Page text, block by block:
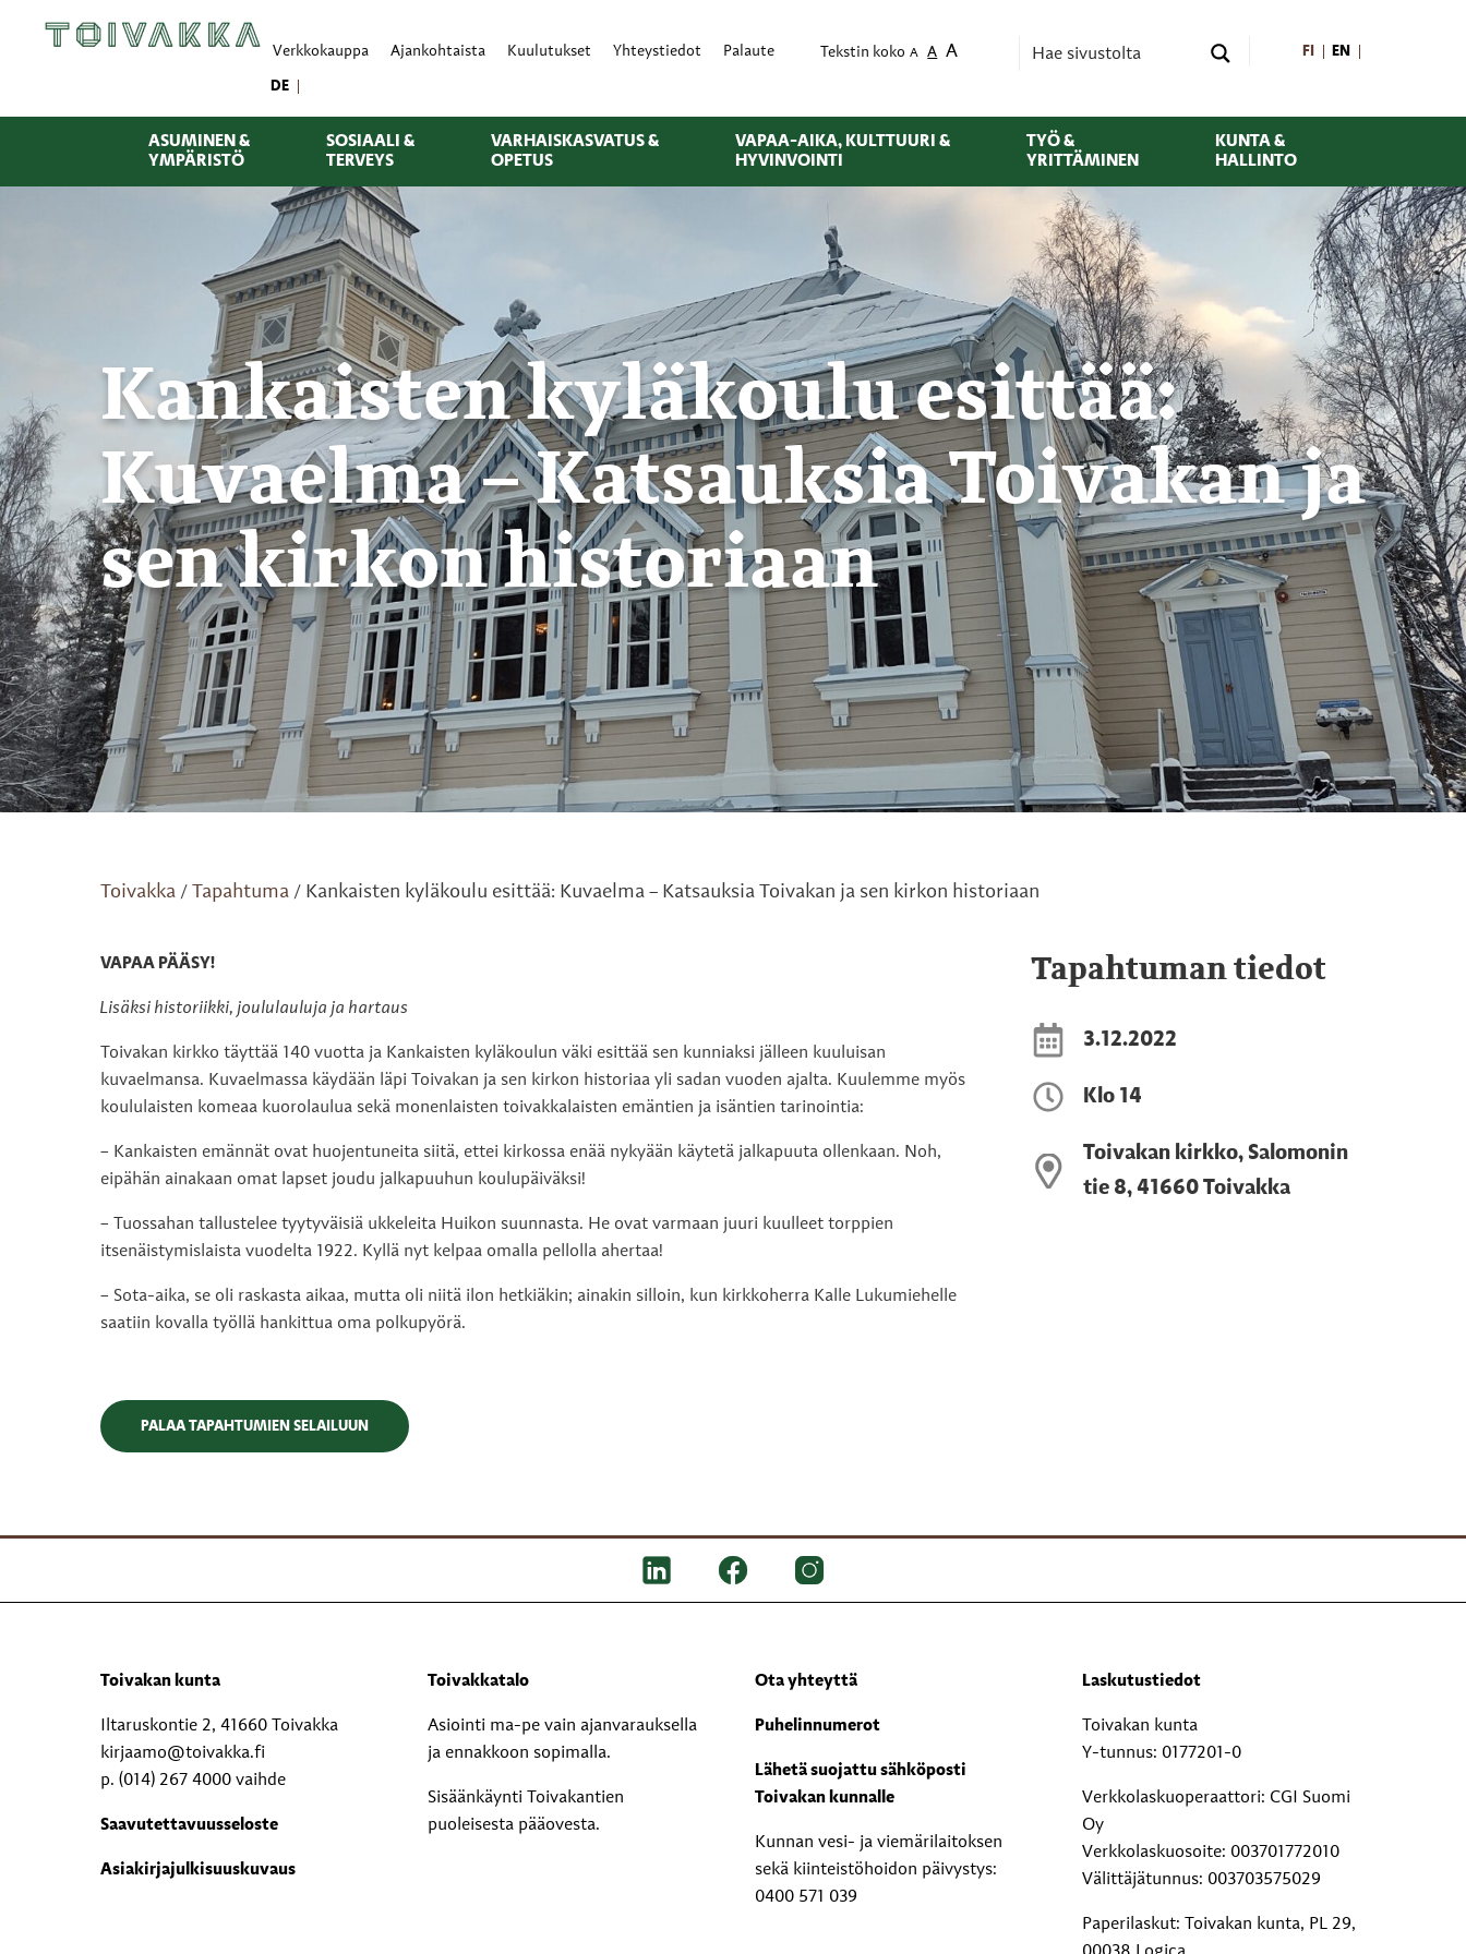
Verkkokauppa Ajankohtaista Kuulutukset Yhteystiedot Palaute Tekstin koko A A A FI EN
DE
ASUMINEN &
YMPÄRISTÖ
SOSIAALI &
TERVEYS
VARHAISKASVATUS &
OPETUS
VAPAA-AIKA, KULTTUURI &
HYVINVOINTI
TYÖ &
YRITTÄMINEN
KUNTA &
HALLINTO
Kankaisten kyläkoulu esittää:
Kuvaelma – Katsauksia Toivakan ja
sen kirkon historiaan
Toivakka / Tapahtuma / Kankaisten kyläkoulu esittää: Kuvaelma – Katsauksia Toivakan ja sen kirkon historiaan
VAPAA PÄÄSY!
Lisäksi historiikki, joululauluja ja hartaus
Toivakan kirkko täyttää 140 vuotta ja Kankaisten kyläkoulun väki esittää sen kunniaksi jälleen kuuluisan
kuvaelmansa. Kuvaelmassa käydään läpi Toivakan ja sen kirkon historiaa yli sadan vuoden ajalta. Kuulemme myös
koululaisten komeaa kuorolaulua sekä monenlaisten toivakkalaisten emäntien ja isäntien tarinointia:
– Kankaisten emännät ovat huojentuneita siitä, ettei kirkossa enää nykyään käytetä jalkapuuta ollenkaan. Noh,
eipähän ainakaan omat lapset joudu jalkapuuhun koulupäiväksi!
– Tuossahan tallustelee tyytyväisiä ukkeleita Huikon suunnasta. He ovat varmaan juuri kuulleet torppien
itsenäistymislaista vuodelta 1922. Kyllä nyt kelpaa omalla pellolla ahertaa!
– Sota-aika, se oli raskasta aikaa, mutta oli niitä ilon hetkiäkin; ainakin silloin, kun kirkkoherra Kalle Lukumiehelle
saatiin kovalla työllä hankittua oma polkupyörä.
PALAA TAPAHTUMIEN SELAILUUN
Tapahtuman tiedot
3.12.2022
Klo 14
Toivakan kirkko, Salomonin
tie 8, 41660 Toivakka
Toivakan kunta
Iltaruskontie 2, 41660 Toivakka
kirjaamo@toivakka.fi
p. (014) 267 4000 vaihde
Saavutettavuusseloste
Asiakirjajulkisuuskuvaus
Toivakkatalo
Asiointi ma-pe vain ajanvarauksella
ja ennakkoon sopimalla.
Sisäänkäynti Toivakantien
puoleisesta pääovesta.
Ota yhteyttä
Puhelinnumerot
Lähetä suojattu sähköposti
Toivakan kunnalle
Kunnan vesi- ja viemärilaitoksen
sekä kiinteistöhoidon päivystys:
0400 571 039
Laskutustiedot
Toivakan kunta
Y-tunnus: 0177201-0
Verkkolaskuoperaattori: CGI Suomi
Oy
Verkkolaskuosoite: 003701772010
Välittäjätunnus: 003703575029
Paperilaskut: Toivakan kunta, PL 29,